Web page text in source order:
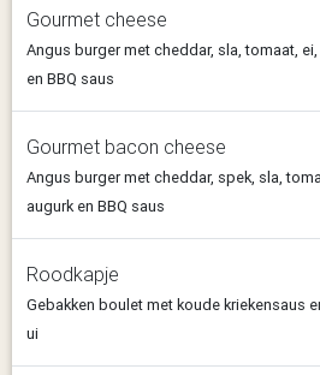
Gourmet cheese
Angus burger met cheddar, sla, tomaat,
en BBQ saus
Gourmet bacon cheese
Angus burger met cheddar, spek, sla,
augurk en BBQ saus
Roodkapje
Gebakken boulet met koude kriekensaus
ui